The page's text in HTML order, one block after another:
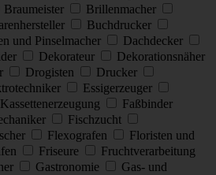
Braumeister
Brillenmacher
Buchdrucker
und Pinselmacher
Dachdecker
Dekorateur
Dekorationsnäher
Drogisten
Drucker
Essigerzeuger
Faßbinder
Fischzucht
Flexografen
Floristen und
Friseure
Fruchtverarbeitung
Gastronomie
Gas- und